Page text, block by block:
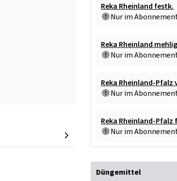
Reka Rheinland festk.
Nur im
Reka Rheinland mehlig
Nur im
Reka Rheinland-Pfalz
Nur im
Reka Rheinland-Pfalz
Nur im
Düngemittel